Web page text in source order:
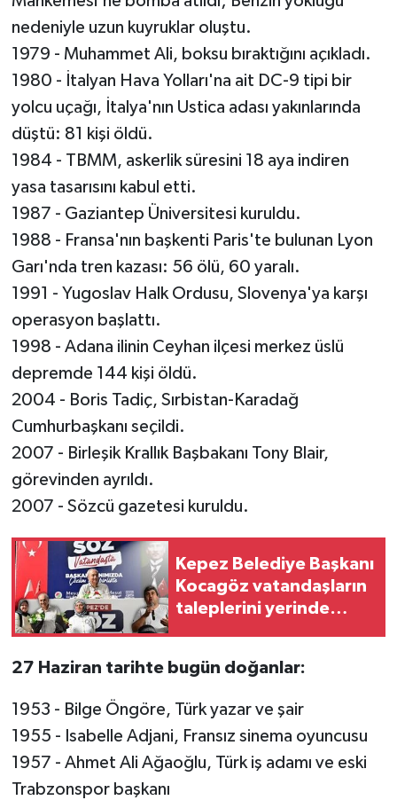
nedeniyle uzun kuyruklar oluştu.
1979 - Muhammet Ali, boksu bıraktığını açıkladı.
1980 - İtalyan Hava Yolları'na ait DC-9 tipi bir
yolcu uçağı, İtalya'nın Ustica adası yakınlarında
düştü: 81 kişi öldü.
1984 - TBMM, askerlik süresini 18 aya indiren
yasa tasarısını kabul etti.
1987 - Gaziantep Üniversitesi kuruldu.
1988 - Fransa'nın başkenti Paris'te bulunan Lyon
Garı'nda tren kazası: 56 ölü, 60 yaralı.
1991 - Yugoslav Halk Ordusu, Slovenya'ya karşı
operasyon başlattı.
1998 - Adana ilinin Ceyhan ilçesi merkez üslü
depremde 144 kişi öldü.
2004 - Boris Tadiç, Sırbistan-Karadağ
Cumhurbaşkanı seçildi.
2007 - Birleşik Krallık Başbakanı Tony Blair,
görevinden ayrıldı.
2007 - Sözcü gazetesi kuruldu.
Kepez Belediye Başkanı
Kocagöz vatandaşların
taleplerini yerinde
27 Haziran tarihte bugün doğanlar:
1953 - Bilge Öngöre, Türk yazar ve şair
1955 - Isabelle Adjani, Fransız sinema oyuncusu
1957 - Ahmet Ali Ağaoğlu, Türk iş adamı ve eski
Trabzonspor başkanı